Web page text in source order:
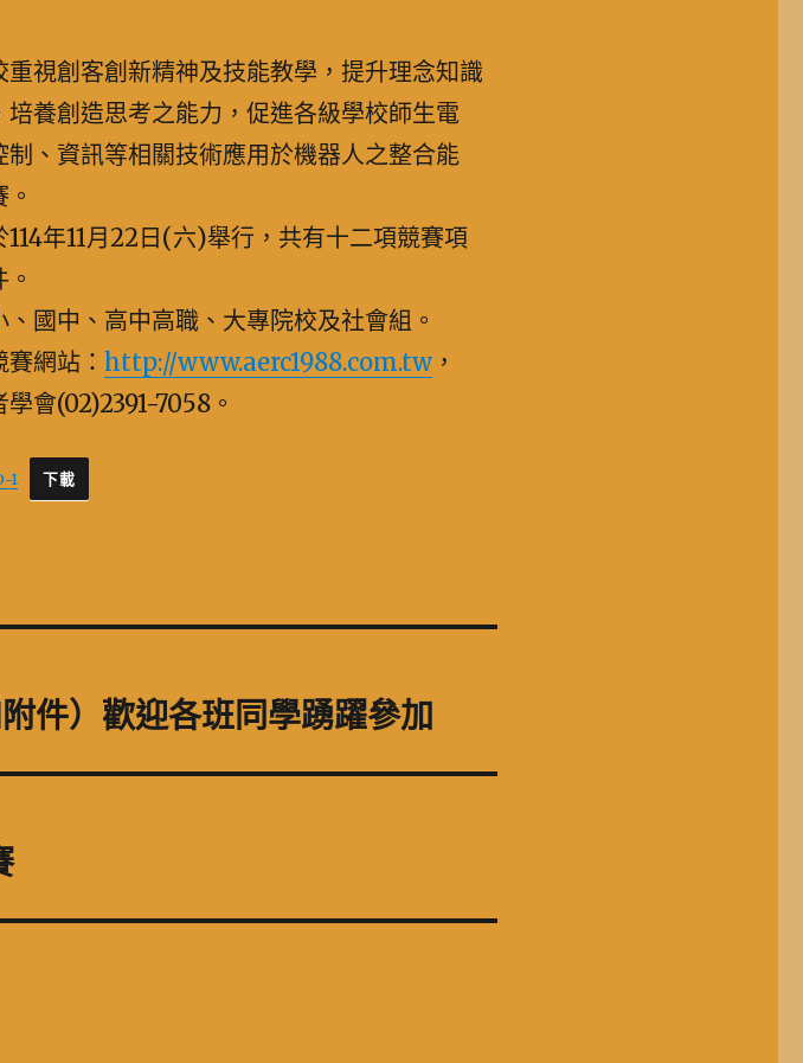
視創客創新精神及技能教學，提升理念知識
養創造思考之能力，促進各級學校師生電
、資訊等相關技術應用於機器人之整合能
年11月22日(六)舉行，共有十二項競賽項
國中、高中高職、大專院校及社會組。
賽網站：http://www.aerc1988.com.tw ，
會(02)2391-7058。
1 下載
件）歡迎各班同學踴躍參加